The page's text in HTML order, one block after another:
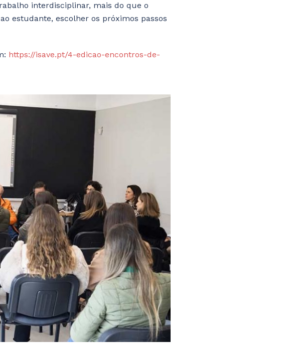
interdisciplinar, mais do que o
estudante, escolher os próximos passos
https://isave.pt/4-edicao-encontros-de-